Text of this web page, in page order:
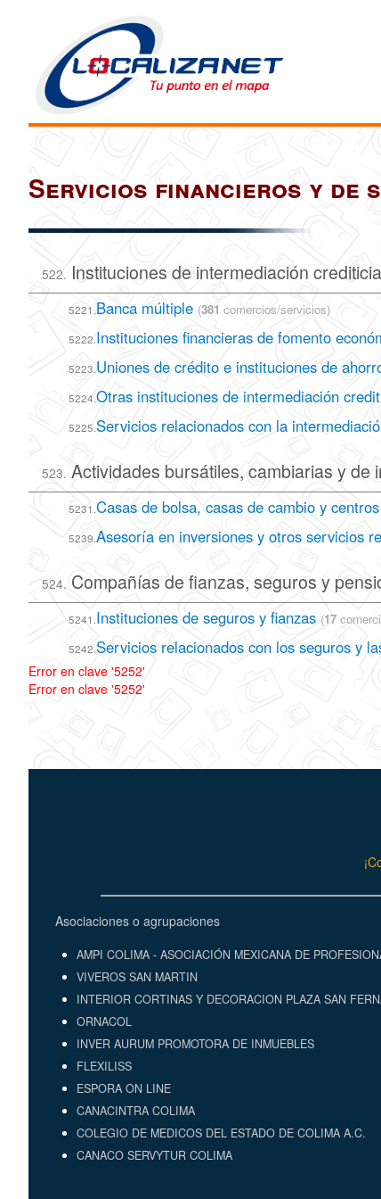
Servicios financieros y de
522. Instituciones de intermediación
5221.Banca múltiple (381 comercios/servicios)
5222.Instituciones financieras de fomento
5223.Uniones de crédito e instituciones de
5224.Otras instituciones de intermediación
5225.Servicios relacionados con la
523. Actividades bursátiles, cambiarias y de
5231.Casas de bolsa, casas de cambio y
5239.Asesoría en inversiones y otros servicios
524. Compañías de fianzas, seguros y
5241.Instituciones de seguros y fianzas (17
5242.Servicios relacionados con los seguros y
Error en clave '5252'
Error en clave '5252'
Asociaciones o agrupaciones
AMPI COLIMA - ASOCIACIÓN MEXICANA DE
VIVEROS SAN MARTIN
INTERIOR CORTINAS Y DECORACION PLAZA SAN
ORNACOL
INVER AURUM PROMOTORA DE INMUEBLES
FLEXILISS
ESPORA ON LINE
CANACINTRA COLIMA
COLEGIO DE MEDICOS DEL ESTADO DE COLIMA A.C.
CANACO SERVYTUR COLIMA